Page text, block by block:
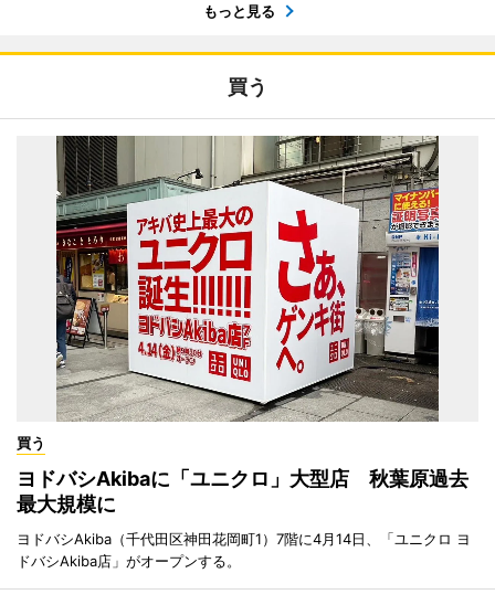
もっと見る
買う
買う
ヨドバシAkibaに「ユニクロ」大型店 秋葉原過去
最大規模に
ヨドバシAkiba（千代田区神田花岡町1）7階に4月14日、「ユニクロ ヨ
ドバシAkiba店」がオープンする。